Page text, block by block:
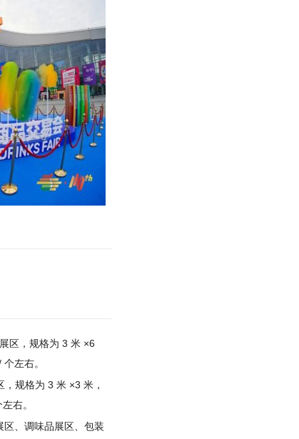
区，规格为 3 米 ×6
左右。
，规格为 3 米 ×3 米，
右。
区、调味品展区、包装